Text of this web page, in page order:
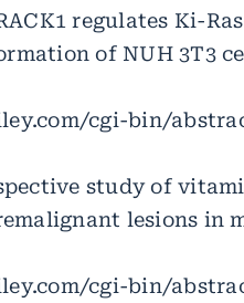
regulates Ki-
of NUH 3T3
cgi-bin/
study of
lesions in
cgi-bin/